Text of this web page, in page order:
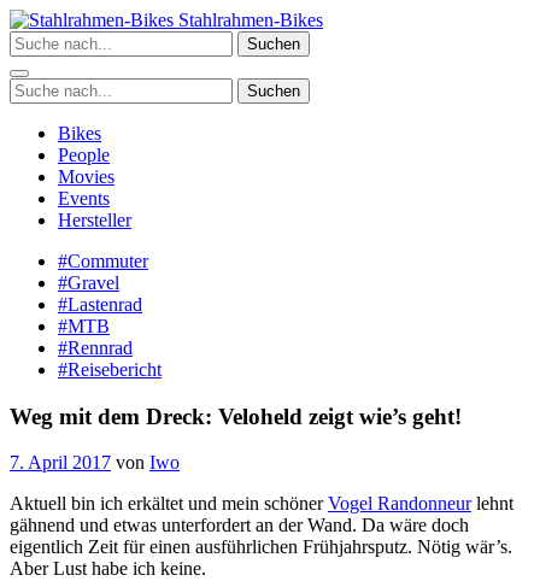
Zum
Inhalt
springen
Stahlrahmen-Bikes
Suchen
Suchen
Bikes
People
Movies
Events
Hersteller
#Commuter
#Gravel
#Lastenrad
#MTB
#Rennrad
#Reisebericht
Weg mit dem Dreck: Veloheld zeigt wie’s geht!
7. April 2017 von Iwo
Aktuell bin ich erkältet und mein schönerVogel Randonneurlehnt
gähnend und etwas unterfordert an der Wand. Da wäre doch
eigentlich Zeit für einen ausführlichen Frühjahrsputz. Nötig wär’s.
Aber Lust habe ich keine.